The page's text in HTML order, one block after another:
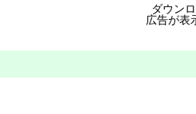
ダウン
広告が表